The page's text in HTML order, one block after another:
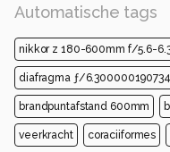
Automatische tags
nikkor z 180-600mm f/5.6-
diafragma ƒ/
brandpuntafstand 600mm
veerkracht coraciiformes